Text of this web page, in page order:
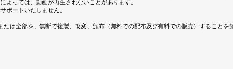
よっては、動画が再生されないことがあります。
ポートいたしません。
たは全部を、無断で複製、改変、頒布（無料での配布及び有料での販売）することを